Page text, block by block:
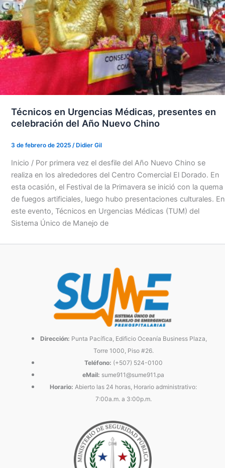
Técnicos en Urgencias Médicas, presentes en
celebración del Año Nuevo Chino
3 de febrero de 2025 /Didier Gil
Inicio / Por primera vez el desfile del Año Nuevo Chino se
realiza en los alrededores del Centro Comercial El Dorado. En
esta ocasión, el Festival de la Primavera se inició con la quema
de fuegos artificiales, luego hubo presentaciones culturales. En
este evento, Técnicos en Urgencias Médicas (TUM) del
Sistema Único de Manejo de
Dirección: Punta Pacífica, Edificio Oceanía Business Plaza,
Torre 1000, Piso #26.
Teléfono: (+507) 524-0100
eMail: sume911@sume911.pa
Horario: Abierto las 24 horas, Horario administrativo:
7:00a.m. a 3:00p.m.